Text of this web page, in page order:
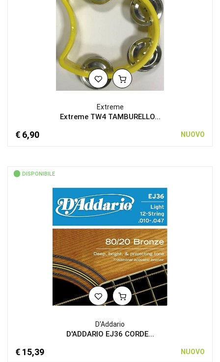
Extreme
Extreme TW4 TAMBURELLO...
€ 6,90 NUOVO
DISPONIBILE
D'Addario
D'ADDARIO EJ36 CORDE...
€ 15,39 NUOVO